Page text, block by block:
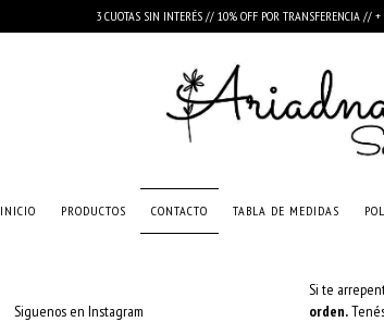
3 CUOTAS SIN INTERÉS // 10% OFF POR TRANSFERENCIA //
INICIO PRODUCTOS CONTACTO TABLA DE MEDIDAS
Siguenos en Instagram
Si te
orden.